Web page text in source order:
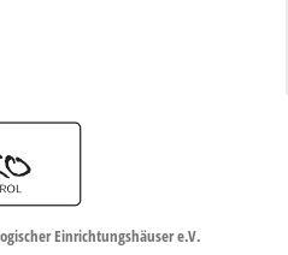
Einrichtungshäuser e.V.